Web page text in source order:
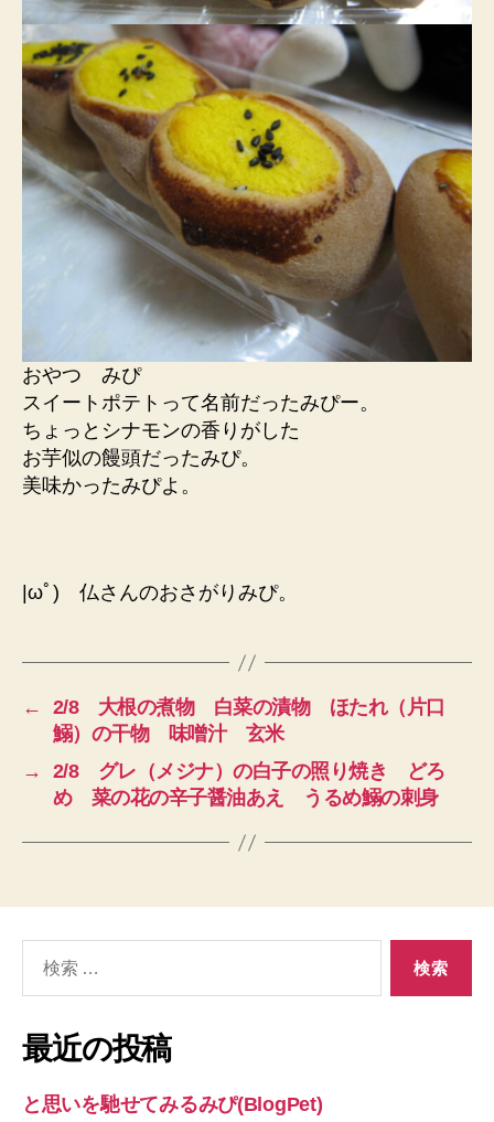
おやつ みぴ
スイートポテトって名前だったみぴー。
ちょっとシナモンの香りがした
お芋似の饅頭だったみぴ。
美味かったみぴよ。
|ωﾟ) 仏さんのおさがりみぴ。
←
2/8 大根の煮物 白菜の漬物 ほたれ（片口
鰯）の干物 味噌汁 玄米
→
2/8 グレ（メジナ）の白子の照り焼き どろ
め 菜の花の辛子醤油あえ うるめ鰯の刺身
象:
最近の投稿
と思いを馳せてみるみぴ(BlogPet)